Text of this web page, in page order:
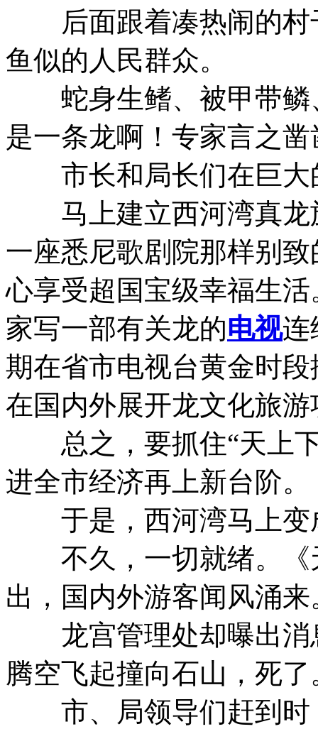
后面跟着凑热闹的村
鱼似的人民群众。
蛇身生鳍、被甲带鳞
是一条龙啊！专家言之
市长和局长们在巨大
马上建立西河湾真龙
一座悉尼歌剧院那样别
心享受超国宝级幸福生
家写一部有关龙的电视连
期在省市电视台黄金时
在国内外展开龙文化旅
总之，要抓住“天上下
进全市经济再上新台阶。
于是，西河湾马上变
不久，一切就绪。《
出，国内外游客闻风涌来
龙宫管理处却曝出消
腾空飞起撞向石山，死了
市、局领导们赶到时